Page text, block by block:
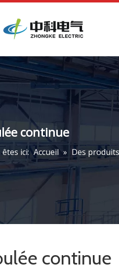
continue
ici: Accueil » Des produits
continue